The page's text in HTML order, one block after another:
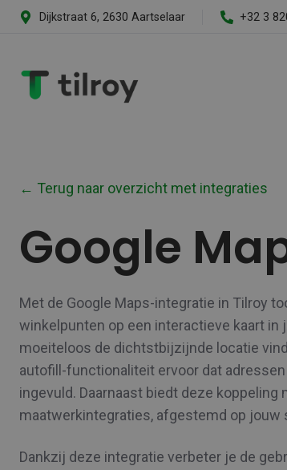
Dijkstraat 6, 2630 Aartselaar +32 3
← Terug naar overzicht met integraties
Google
Met de Google Maps-integratie in Tilroy
winkelpunten op een interactieve kaart in
moeiteloos de dichtstbijzijnde locatie
autofill-functionaliteit ervoor dat
ingevuld. Daarnaast biedt deze koppeling
maatwerkintegraties, afgestemd op jouw
Dankzij deze integratie verbeter je de